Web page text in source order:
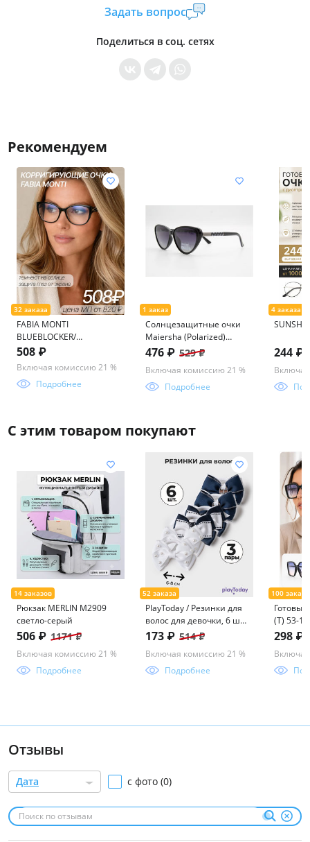
Уровень доступа:0
* Общие условия читайте в правилах сайта
Задать вопрос
Поделиться в соц. сетях
Рекомендуем
FABIA MONTI
BLUEBLOCKER/
ФОТОХРОМ FM457 55-17-
136
508 ₽
Включая комиссию 21 %
Подробнее
Солнцезащитные очки
Maiersha (Polarized)
03895 60-15-144 С9-124
476 ₽ 529 ₽
Включая комиссию 21 %
Подробнее
244 ₽
С этим товаром покупают
Рюкзак MERLIN M2909
светло-серый
506 ₽ 1171 ₽
Включая комиссию 21 %
Подробнее
PlayToday / Резинки для
волос для девочки, 6 шт
в комплекте
173 ₽ 514 ₽
Включая комиссию 21 %
Подробнее
Готовые
(Т) 53-
298 ₽
Отзывы
Дата с фото (0)